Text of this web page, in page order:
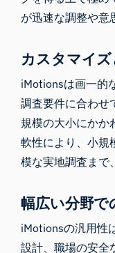
が迅速な調整や意
カスタマイ
iMotionsは画一的
調査要件に合わせ
規模の大小にかか
軟性により、小規
模な実地調査まで
幅広い分野で
iMotionsの汎用性
設計、職場の安全
ついて質問
質問内容に